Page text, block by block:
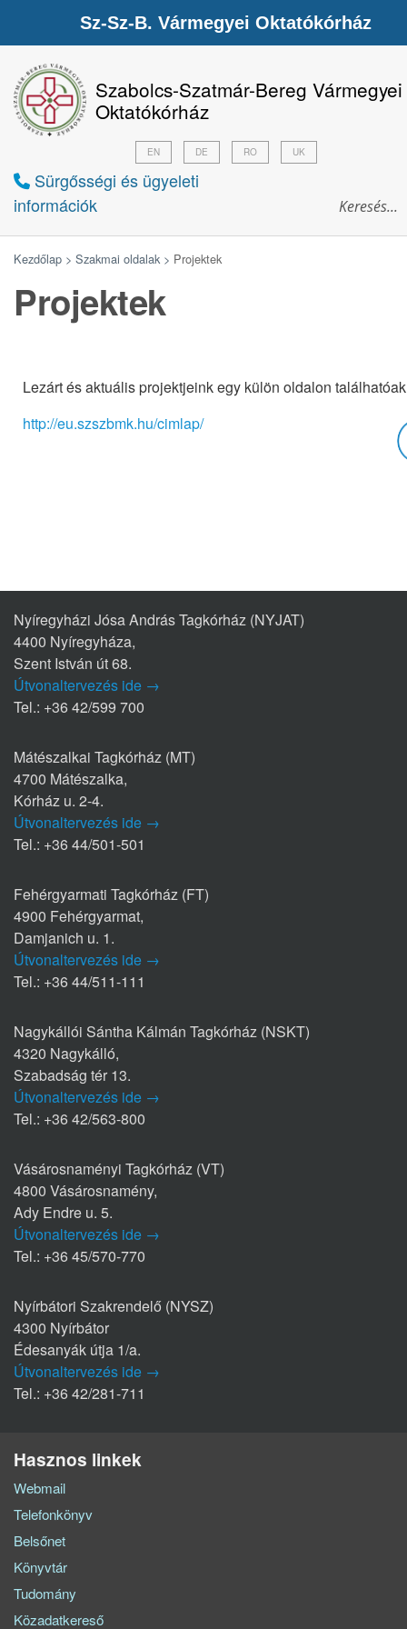
Szabolcs-Szatmár-Bereg Vármegyei
Oktatókórház
Sürgősségi és ügyeleti
információk
EN DE RO UK
Kezdőlap > Szakmai oldalak > Projektek
Projektek
Lezárt és aktuális projektjeink egy külön oldalon
http://eu.szszbmk.hu/cimlap/
Nyíregyházi Jósa András Tagkórház (NYJAT)
4400 Nyíregyháza,
Szent István út 68.
Útvonaltervezés ide →
Tel.: +36 42/599 700
Mátészalkai Tagkórház (MT)
4700 Mátészalka,
Kórház u. 2-4.
Útvonaltervezés ide →
Tel.: +36 44/501-501
Fehérgyarmati Tagkórház (FT)
4900 Fehérgyarmat,
Damjanich u. 1.
Útvonaltervezés ide →
Tel.: +36 44/511-111
Nagykállói Sántha Kálmán Tagkórház (NSKT)
4320 Nagykálló,
Szabadság tér 13.
Útvonaltervezés ide →
Tel.: +36 42/563-800
Vásárosnaményi Tagkórház (VT)
4800 Vásárosnamény,
Ady Endre u. 5.
Útvonaltervezés ide →
Tel.: +36 45/570-770
Nyírbátori Szakrendelő (NYSZ)
4300 Nyírbátor
Édesanyák útja 1/a.
Útvonaltervezés ide →
Tel.: +36 42/281-711
Hasznos linkek
Webmail
Telefonkönyv
Belsőnet
Könyvtár
Tudomány
Közadatkereső
Sz-Sz-B. Vármegyei Oktatókórház